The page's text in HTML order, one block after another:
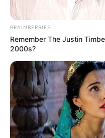
BRAINBERRIES
Remember The Justin
2000s?